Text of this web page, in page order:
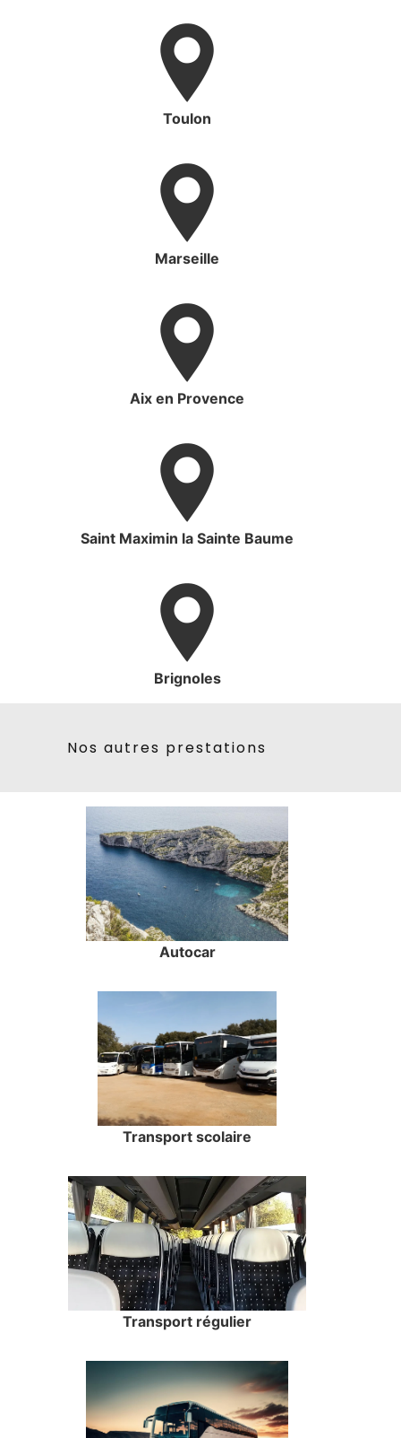
Toulon
Marseille
Aix en Provence
Saint Maximin la Sainte Baume
Brignoles
Nos autres prestations
Autocar
Transport scolaire
Transport régulier